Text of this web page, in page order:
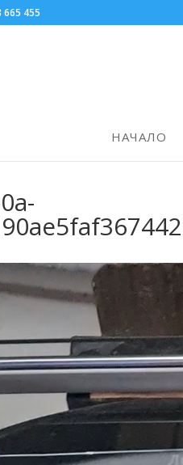
665 455
НАЧАЛО